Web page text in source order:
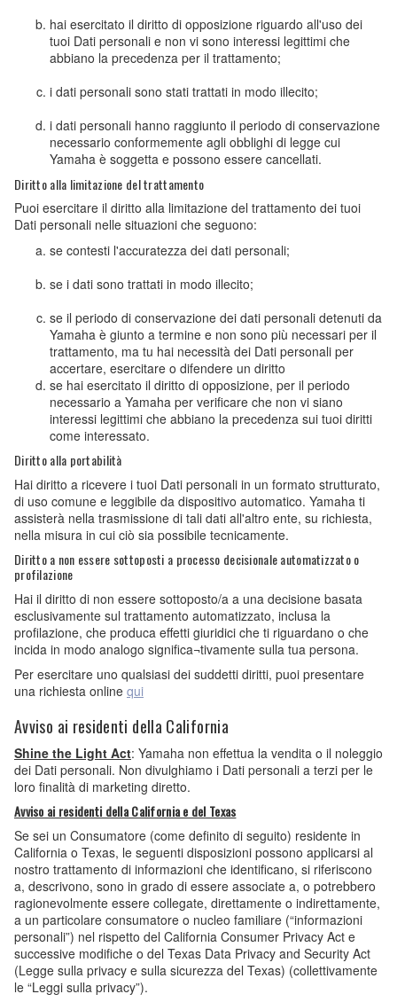
hai esercitato il diritto di opposizione riguardo all'uso dei
tuoi Dati personali e non vi sono interessi legittimi che
abbiano la precedenza per il trattamento;
i dati personali sono stati trattati in modo illecito;
i dati personali hanno raggiunto il periodo di conservazione
necessario conformemente agli obblighi di legge cui
Yamaha è soggetta e possono essere cancellati.
Diritto alla limitazione del trattamento
Puoi esercitare il diritto alla limitazione del trattamento dei tuoi
Dati personali nelle situazioni che seguono:
se contesti l'accuratezza dei dati personali;
se i dati sono trattati in modo illecito;
se il periodo di conservazione dei dati personali detenuti da
Yamaha è giunto a termine e non sono più necessari per il
trattamento, ma tu hai necessità dei Dati personali per
accertare, esercitare o difendere un diritto
se hai esercitato il diritto di opposizione, per il periodo
necessario a Yamaha per verificare che non vi siano
interessi legittimi che abbiano la precedenza sui tuoi diritti
come interessato.
Diritto alla portabilità
Hai diritto a ricevere i tuoi Dati personali in un formato strutturato,
di uso comune e leggibile da dispositivo automatico. Yamaha ti
assisterà nella trasmissione di tali dati all'altro ente, su richiesta,
nella misura in cui ciò sia possibile tecnicamente.
Diritto a non essere sottoposti a processo decisionale automatizzato o
profilazione
Hai il diritto di non essere sottoposto/a a una decisione basata
esclusivamente sul trattamento automatizzato, inclusa la
profilazione, che produca effetti giuridici che ti riguardano o che
incida in modo analogo significa¬tivamente sulla tua persona.
Per esercitare uno qualsiasi dei suddetti diritti, puoi presentare
una richiesta online qui
Avviso ai residenti della California
Shine the Light Act: Yamaha non effettua la vendita o il noleggio
dei Dati personali. Non divulghiamo i Dati personali a terzi per le
loro finalità di marketing diretto.
Avviso ai residenti della California e del Texas
Se sei un Consumatore (come definito di seguito) residente in
California o Texas, le seguenti disposizioni possono applicarsi al
nostro trattamento di informazioni che identificano, si riferiscono
a, descrivono, sono in grado di essere associate a, o potrebbero
ragionevolmente essere collegate, direttamente o indirettamente,
a un particolare consumatore o nucleo familiare (“informazioni
personali”) nel rispetto del California Consumer Privacy Act e
successive modifiche o del Texas Data Privacy and Security Act
(Legge sulla privacy e sulla sicurezza del Texas) (collettivamente
le “Leggi sulla privacy”).